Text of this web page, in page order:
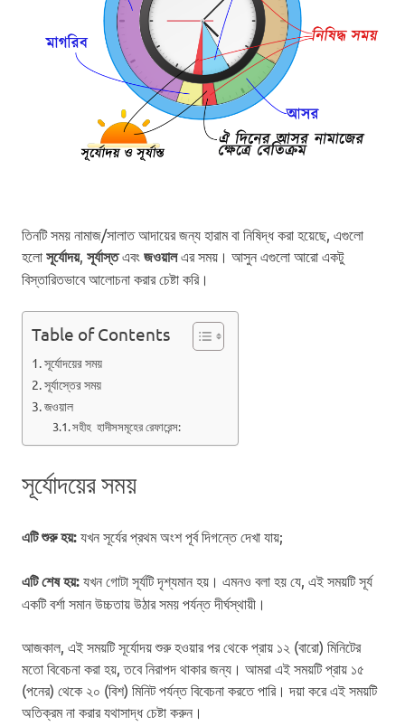
তিনটি সময় নামাজ/সালাত আদায়ের জন্য হারাম বা নিষিদ্ধ করা হয়েছে, এগুলো
হলো সূর্যোদয়, সূর্যাস্তএবং জওয়ালএর সময়। আসুন এগুলো আরো একটু
বিস্তারিতভাবে আলোচনা করার চেষ্টা করি।
Table of Contents
সূর্যোদয়ের সময়
সূর্যাস্তের সময়
জওয়াল
সহীহ হাদীসসমূহের রেফারেন্স:
সূর্যোদয়ের সময়
এটি শুরু হয়: যখন সূর্যের প্রথম অংশ পূর্ব দিগন্তে দেখা যায়;
এটি শেষ হয়: যখন গোটা সূর্যটি দৃশ্যমান হয়। এমনও বলা হয় যে, এই সময়টি সূর্য
একটি বর্শা সমান উচ্চতায় উঠার সময় পর্যন্ত দীর্ঘস্থায়ী।
আজকাল, এই সময়টি সূর্যোদয় শুরু হওয়ার পর থেকে প্রায় ১২ (বারো) মিনিটের
মতো বিবেচনা করা হয়, তবে নিরাপদ থাকার জন্য। আমরা এই সময়টি প্রায় ১৫
(পনের) থেকে ২০ (বিশ) মিনিট পর্যন্ত বিবেচনা করতে পারি। দয়া করে এই সময়টি
অতিক্রম না করার যথাসাদ্ধ চেষ্টা করুন।